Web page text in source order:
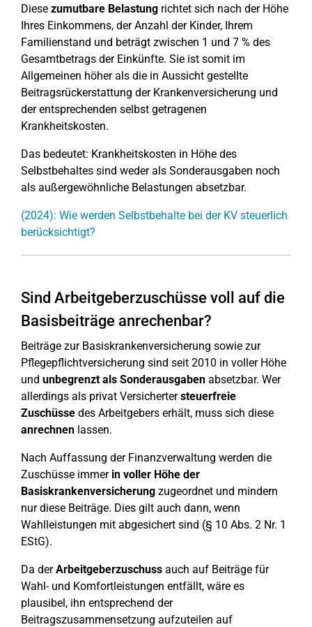
Diese zumutbare Belastung richtet sich nach der Höhe
Ihres Einkommens, der Anzahl der Kinder, Ihrem
Familienstand und beträgt zwischen 1 und 7 % des
Gesamtbetrags der Einkünfte. Sie ist somit im
Allgemeinen höher als die in Aussicht gestellte
Beitragsrückerstattung der Krankenversicherung und
der entsprechenden selbst getragenen
Krankheitskosten.
Das bedeutet: Krankheitskosten in Höhe des
Selbstbehaltes sind weder als Sonderausgaben noch
als außergewöhnliche Belastungen absetzbar.
(2024): Wie werden Selbstbehalte bei der KV steuerlich
berücksichtigt?
Sind Arbeitgeberzuschüsse voll auf die
Basisbeiträge anrechenbar?
Beiträge zur Basiskrankenversicherung sowie zur
Pflegepflichtversicherung sind seit 2010 in voller Höhe
und unbegrenzt als Sonderausgaben absetzbar. Wer
allerdings als privat Versichertersteuerfreie
Zuschüsse des Arbeitgebers erhält, muss sich diese
anrechnen lassen.
Nach Auffassung der Finanzverwaltung werden die
Zuschüsse immerin voller Höhe der
Basiskrankenversicherung zugeordnet und mindern
nur diese Beiträge. Dies gilt auch dann, wenn
Wahlleistungen mit abgesichert sind (§ 10 Abs. 2 Nr. 1
EStG).
Da derArbeitgeberzuschuss auch auf Beiträge für
Wahl- und Komfortleistungen entfällt, wäre es
plausibel, ihn entsprechend der
Beitragszusammensetzung aufzuteilen auf